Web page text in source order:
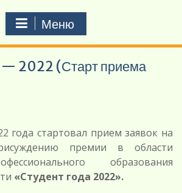
Меню
— 2022 (Старт приема
года стартовал прием заявок на
премии в области
образования
«Студент года 2022».